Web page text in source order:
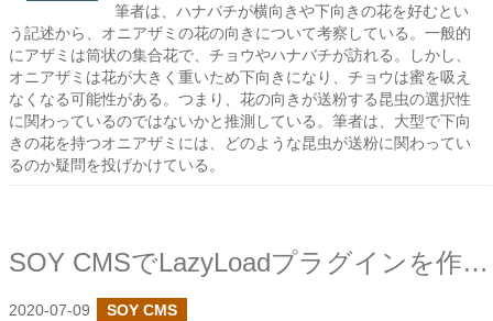
筆者は、ハナバチが横向きや下向きの花を好むとい
う記述から、オニアザミの花の向きについて考察している。一般的
にアザミは筒状の集合花で、チョウやハナバチが訪れる。しかし、
オニアザミは花が大きく重いため下向きになり、チョウは蜜を吸え
なくなる可能性がある。つまり、花の向きが送粉する昆虫の選択性
に関わっているのではないかと推測している。筆者は、大型で下向
きの花を持つオニアザミには、どのような昆虫が送粉に関わってい
るのか疑問を投げかけている。
SOY CMSでLazyLoadプラグインを作成しました
2020-07-09 SOY CMS